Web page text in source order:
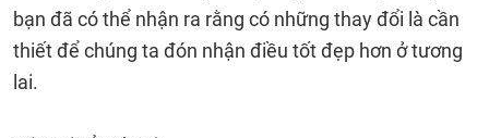
bạn đã có thể nhận ra rằng có những thay đổi là cần
thiết để chúng ta đón nhận điều tốt đẹp hơn ở tương
lai.